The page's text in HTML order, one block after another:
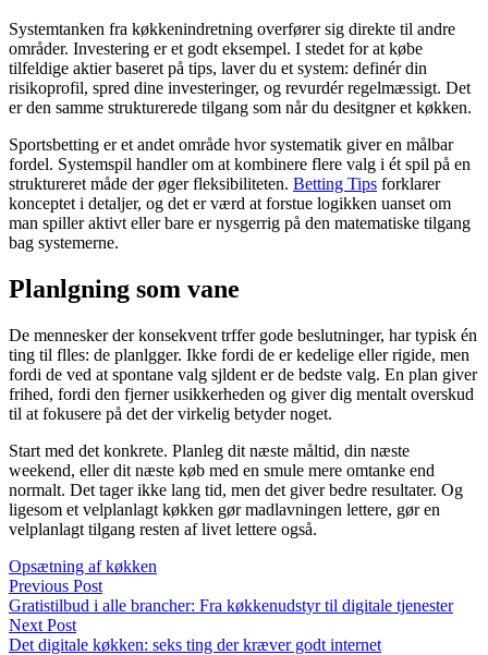
Systemtanken fra køkkenindretning overfører sig direkte til andre
områder. Investering er et godt eksempel. I stedet for at købe
tilfeldige aktier baseret på tips, laver du et system: definér din
risikoprofil, spred dine investeringer, og revurdér regelmæssigt. Det
er den samme strukturerede tilgang som når du desitgner et køkken.
Sportsbetting er et andet område hvor systematik giver en målbar
fordel. Systemspil handler om at kombinere flere valg i ét spil på en
struktureret måde der øger fleksibiliteten. Betting Tips forklarer
konceptet i detaljer, og det er værd at forstue logikken uanset om
man spiller aktivt eller bare er nysgerrig på den matematiske tilgang
bag systemerne.
Planlgning som vane
De mennesker der konsekvent trffer gode beslutninger, har typisk én
ting til flles: de planlgger. Ikke fordi de er kedelige eller rigide, men
fordi de ved at spontane valg sjldent er de bedste valg. En plan giver
frihed, fordi den fjerner usikkerheden og giver dig mentalt overskud
til at fokusere på det der virkelig betyder noget.
Start med det konkrete. Planleg dit næste måltid, din næste
weekend, eller dit næste køb med en smule mere omtanke end
normalt. Det tager ikke lang tid, men det giver bedre resultater. Og
ligesom et velplanlagt køkken gør madlavningen lettere, gør en
velplanlagt tilgang resten af livet lettere også.
Opsætning af køkken
Previous Post
Gratistilbud i alle brancher: Fra køkkenudstyr til digitale tjenester
Next Post
Det digitale køkken: seks ting der kræver godt internet